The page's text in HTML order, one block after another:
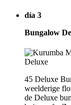
día 3
Bungalow
45 Deluxe
weelderige
de Deluxe